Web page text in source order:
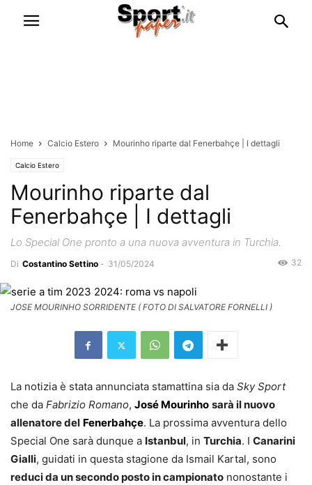
Home Calcio Estero Mourinho riparte dal Fenerbahçe | I dettagli
Calcio Estero
Mourinho riparte dal
Fenerbahçe | I dettagli
Lo Special One pronto a una nuova avventura in Turchia.
Di Costantino Settino - 31/05/2024 32
JOSE MOURINHO SORRIDENTE ( FOTO DI SALVATORE FORNELLI )
La notizia è stata annunciata stamattina sia da Sky Sport
che da Fabrizio Romano, José Mourinho sarà il nuovo
allenatore del Fenerbahçe. La prossima avventura dello
Special One sarà dunque a Istanbul, in Turchia. I Canarini
Gialli, guidati in questa stagione da Ismail Kartal, sono
reduci da un secondo posto in campionato nonostante i